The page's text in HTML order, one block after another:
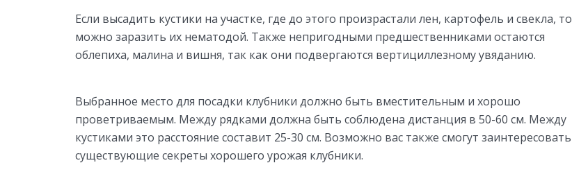
Если высадить кустики на участке, где до этого произрастали лен, картофель и свекла, то
можно заразить их нематодой. Также непригодными предшественниками остаются
облепиха, малина и вишня, так как они подвергаются вертициллезному увяданию.
Выбранное место для посадки клубники должно быть вместительным и хорошо
проветриваемым. Между рядками должна быть соблюдена дистанция в 50-60 см. Между
кустиками это расстояние составит 25-30 см. Возможно вас также смогут заинтересовать
существующие секреты хорошего урожая клубники.